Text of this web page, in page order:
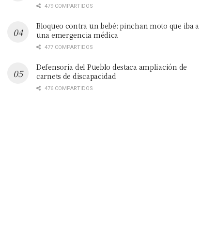
479 COMPARTIDOS
Bloqueo contra un bebé: pinchan moto que iba a
una emergencia médica
477 COMPARTIDOS
Defensoría del Pueblo destaca ampliación de
carnets de discapacidad
476 COMPARTIDOS